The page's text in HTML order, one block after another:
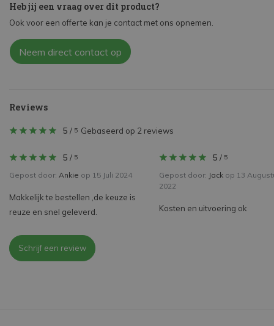
Heb jij een vraag over dit product?
Ook voor een offerte kan je contact met ons opnemen.
Neem direct contact op
Reviews
5 / 5 Gebaseerd op 2 reviews
5 / 5
Gepost door: Ankie op 15 Juli 2024
Makkelijk te bestellen ,de keuze is
reuze en snel geleverd.
5 / 5
Gepost door: Jack op 13
2022
Kosten en uitvoering ok
Schrijf een review